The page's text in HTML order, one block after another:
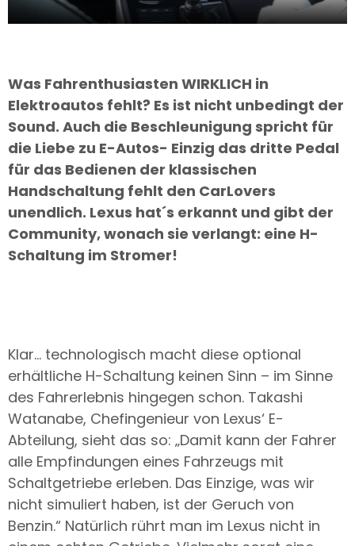
Was Fahrenthusiasten WIRKLICH in
Elektroautos fehlt? Es ist nicht unbedingt der
Sound. Auch die Beschleunigung spricht für
die Liebe zu E-Autos- Einzig das dritte Pedal
für das Bedienen der klassischen
Handschaltung fehlt den CarLovers
unendlich. Lexus hat´s erkannt und gibt der
Community, wonach sie verlangt: eine H-
Schaltung im Stromer!
Klar… technologisch macht diese optional
erhältliche H-Schaltung keinen Sinn – im Sinne
des Fahrerlebnis hingegen schon. Takashi
Watanabe, Chefingenieur von Lexus‘ E-
Abteilung, sieht das so: „Damit kann der Fahrer
alle Empfindungen eines Fahrzeugs mit
Schaltgetriebe erleben. Das Einzige, was wir
nicht simuliert haben, ist der Geruch von
Benzin.“ Natürlich rührt man im Lexus nicht in